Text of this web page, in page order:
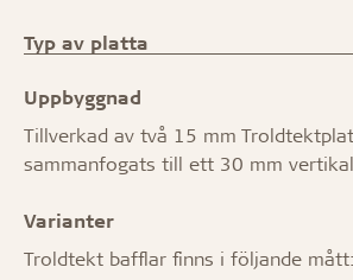
Typ av platta
Uppbyggnad
Tillverkad av två 15 mm
sammanfogats till ett 30 mm
Varianter
Troldtekt bafflar finns i följande mått: